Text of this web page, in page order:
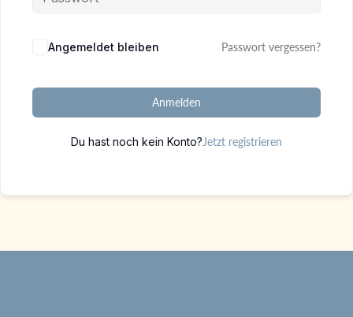
Alternative:
Angemeldet bleiben Passwort vergessen?
Anmelden
Du hast noch kein Konto?Jetzt registrieren